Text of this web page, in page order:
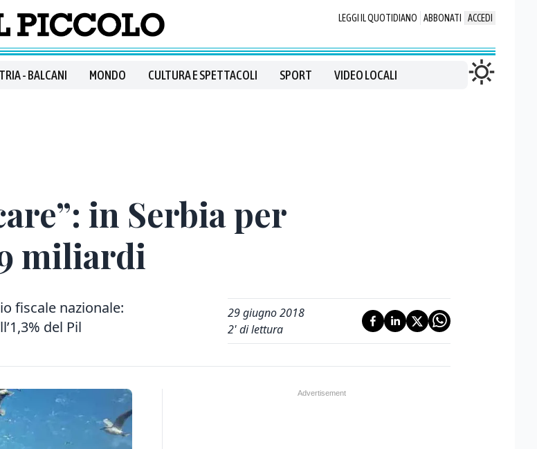
LEGGI IL QUOTIDIANO ABBONATI ACCEDI
- BALCANI MONDO CULTURA E SPETTACOLI SPORT VIDEO LOCALI
in Serbia per
miliardi
fiscale nazionale:
del Pil
29 giugno 2018
2' di lettura